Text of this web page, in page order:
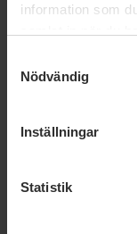
information som
Nödvändig
Inställningar
Statistik
Nyhetskategori